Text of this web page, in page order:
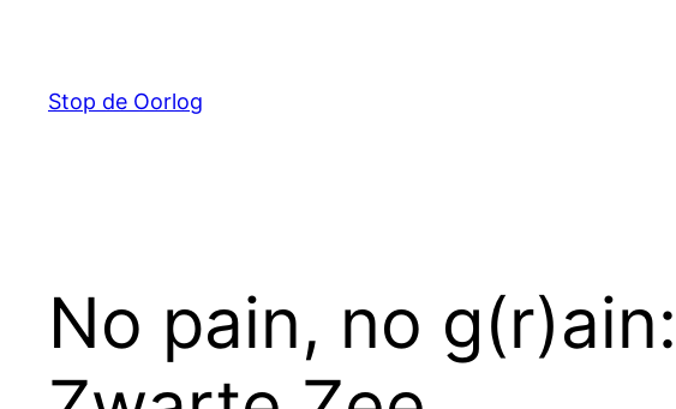
Stop de Oorlog
No pain, no